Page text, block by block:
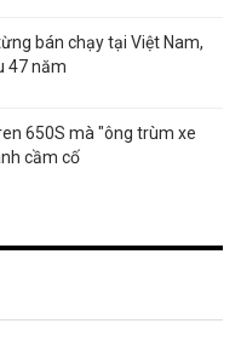
bán chạy tại Việt Nam,
47 năm
650S mà "ông trùm xe
cầm cố